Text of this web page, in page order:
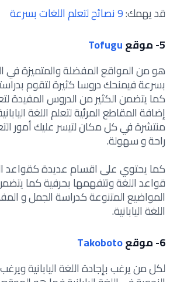
قد يهمك:9 نصائح لتعلم اللغات بسرعة
5- موقع
Tofugu
هو من المواقع المفضلة والمتميزة في
بسرعة فيمنحك دروسا كثيرة لتقوم
كما يتضمن الكثير من الدروس المفيدة
إضافة المقاطع المرئية لتعلم اللغة
منتشرة في كل مكان لتيسر عليك أمور
راحة و سهولة.
كما يحتوي على اقسام عديدة كقواعد
قواعد اللغة وتتفهمها بحرفية كما
المواضيع المتنوعة كدراسة الجمل و
اللغة اليابانية.
6- موقع
Takoboto
لكل من يرغب بإجادة اللغة اليابانية